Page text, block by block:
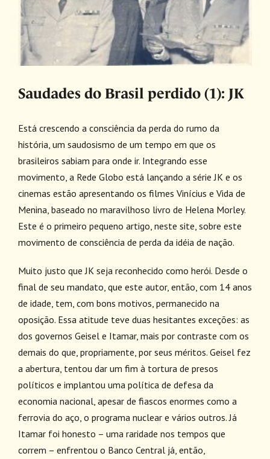
Saudades do Brasil perdido (1): JK
Está crescendo a consciência da perda do rumo da
história, um saudosismo de um tempo em que os
brasileiros sabiam para onde ir. Integrando esse
movimento, a Rede Globo está lançando a série JK e os
cinemas estão apresentando os filmes Vinícius e Vida de
Menina, baseado no maravilhoso livro de Helena Morley.
Este é o primeiro pequeno artigo, neste site, sobre este
movimento de consciência de perda da idéia de nação.
Muito justo que JK seja reconhecido como herói. Desde o
final de seu mandato, que este autor, então, com 14 anos
de idade, tem, com bons motivos, permanecido na
oposição. Essa atitude teve duas hesitantes exceções: as
dos governos Geisel e Itamar, mais por contraste com os
demais do que, propriamente, por seus méritos. Geisel fez
a abertura, tentou dar um fim à tortura de presos
políticos e implantou uma política de defesa da
economia nacional, apesar de fiascos enormes como a
ferrovia do aço, o programa nuclear e vários outros. Já
Itamar foi honesto – uma raridade nos tempos que
correm – enfrentou o Banco Central já, então,